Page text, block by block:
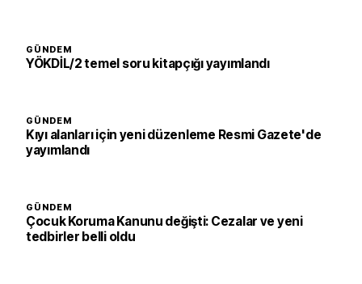
GÜNDEM
YÖKDİL/2 temel soru kitapçığı yayımlandı
GÜNDEM
Kıyı alanları için yeni düzenleme Resmi Gazete'de
yayımlandı
GÜNDEM
Çocuk Koruma Kanunu değişti: Cezalar ve yeni
tedbirler belli oldu